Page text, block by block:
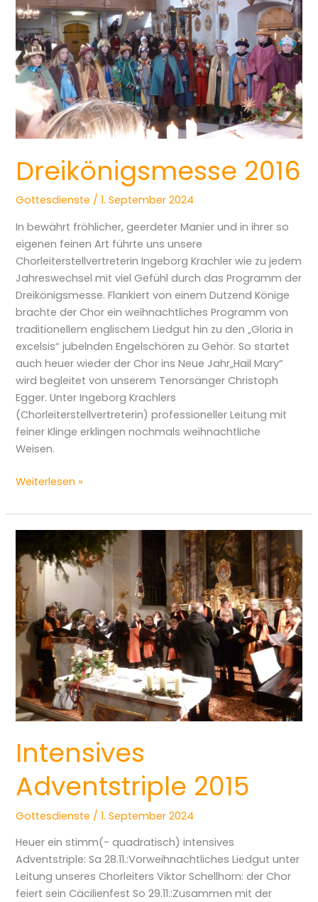
Dreikönigsmesse 2016
Gottesdienste /1. September 2024
In bewährt fröhlicher, geerdeter Manier und in ihrer so
eigenen feinen Art führte uns unsere
Chorleiterstellvertreterin Ingeborg Krachler wie zu jedem
Jahreswechsel mit viel Gefühl durch das Programm der
Dreikönigsmesse. Flankiert von einem Dutzend Könige
brachte der Chor ein weihnachtliches Programm von
traditionellem englischem Liedgut hin zu den „Gloria in
excelsis“ jubelnden Engelschören zu Gehör. So startet
auch heuer wieder der Chor ins Neue Jahr„Hail Mary“
wird begleitet von unserem Tenorsänger Christoph
Egger. Unter Ingeborg Krachlers
(Chorleiterstellvertreterin) professioneller Leitung mit
feiner Klinge erklingen nochmals weihnachtliche
Weisen.
Weiterlesen »
Intensives
Adventstriple 2015
Gottesdienste /1. September 2024
Heuer ein stimm(- quadratisch) intensives
Adventstriple: Sa 28.11.:Vorweihnachtliches Liedgut unter
Leitung unseres Chorleiters Viktor Schellhorn: der Chor
feiert sein Cäcilienfest So 29.11.:Zusammen mit der
Adventstriple
2015